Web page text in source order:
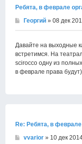
Ребята, в феврале
Георгий » 08 дек
Давайте на выходные
встретимся. На
scirocco одну из
в феврале права будут)
Re: Ребята, в
vvarior » 10 дек